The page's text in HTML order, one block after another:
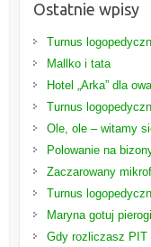
Ostatnie wpisy
Turnus
Mallko i tata
Hotel „Arka” dla
Turnus
Ole, ole – witamy
Polowanie na
Zaczarowany
Turnus
Maryna gotuj
Gdy rozliczasz